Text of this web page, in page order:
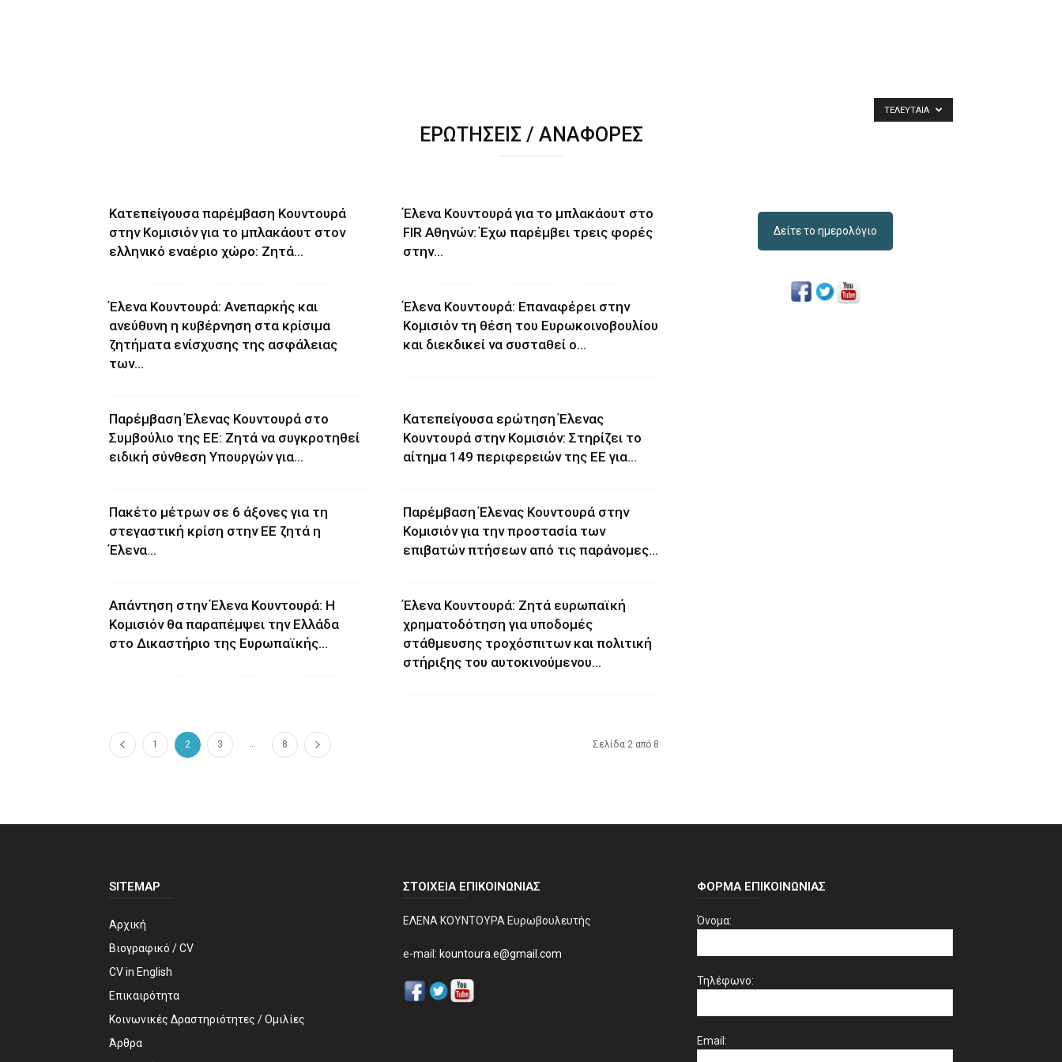
ΕΡΩΤΉΣΕΙΣ / ΑΝΑΦΟΡΈΣ
ΤΕΛΕΥΤΑΊΑ
Κατεπείγουσα παρέμβαση Κουντουρά
στην Κομισιόν για το μπλακάουτ στον
ελληνικό εναέριο χώρο: Ζητά...
Έλενα Κουντουρά για το μπλακάουτ στο
FIR Αθηνών: Έχω παρέμβει τρεις φορές
στην...
Έλενα Κουντουρά: Ανεπαρκής και
ανεύθυνη η κυβέρνηση στα κρίσιμα
ζητήματα ενίσχυσης της ασφάλειας
των...
Έλενα Κουντουρά: Επαναφέρει στην
Κομισιόν τη θέση του Ευρωκοινοβουλίου
και διεκδικεί να συσταθεί ο...
Παρέμβαση Έλενας Κουντουρά στο
Συμβούλιο της ΕΕ: Ζητά να συγκροτηθεί
ειδική σύνθεση Υπουργών για...
Κατεπείγουσα ερώτηση Έλενας
Κουντουρά στην Κομισιόν: Στηρίζει το
αίτημα 149 περιφερειών της ΕΕ για...
Πακέτο μέτρων σε 6 άξονες για τη
στεγαστική κρίση στην ΕΕ ζητά η
Έλενα...
Παρέμβαση Έλενας Κουντουρά στην
Κομισιόν για την προστασία των
επιβατών πτήσεων από τις παράνομες...
Απάντηση στην Έλενα Κουντουρά: H
Κομισιόν θα παραπέμψει την Ελλάδα
στο Δικαστήριο της Ευρωπαϊκής...
Έλενα Κουντουρά: Ζητά ευρωπαϊκή
χρηματοδότηση για υποδομές
στάθμευσης τροχόσπιτων και πολιτική
στήριξης του αυτοκινούμενου...
1 2 3 ... 8 Σελίδα 2 από 8
Δείτε το ημερολόγιο
SITEMAP
Αρχική
Βιογραφικό / CV
CV in English
Επικαιρότητα
Κοινωνικές Δραστηριότητες / Ομιλίες
Άρθρα
ΣΤΟΙΧΕΊΑ ΕΠΙΚΟΙΝΩΝΊΑΣ
ΕΛΕΝΑ ΚΟΥΝΤΟΥΡΑ Ευρωβουλευτής
e-mail: kountoura.e@gmail.com
ΦΌΡΜΑ ΕΠΙΚΟΙΝΩΝΊΑΣ
Όνομα:
Τηλέφωνο:
Email: